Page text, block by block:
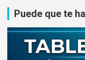
Puede que te